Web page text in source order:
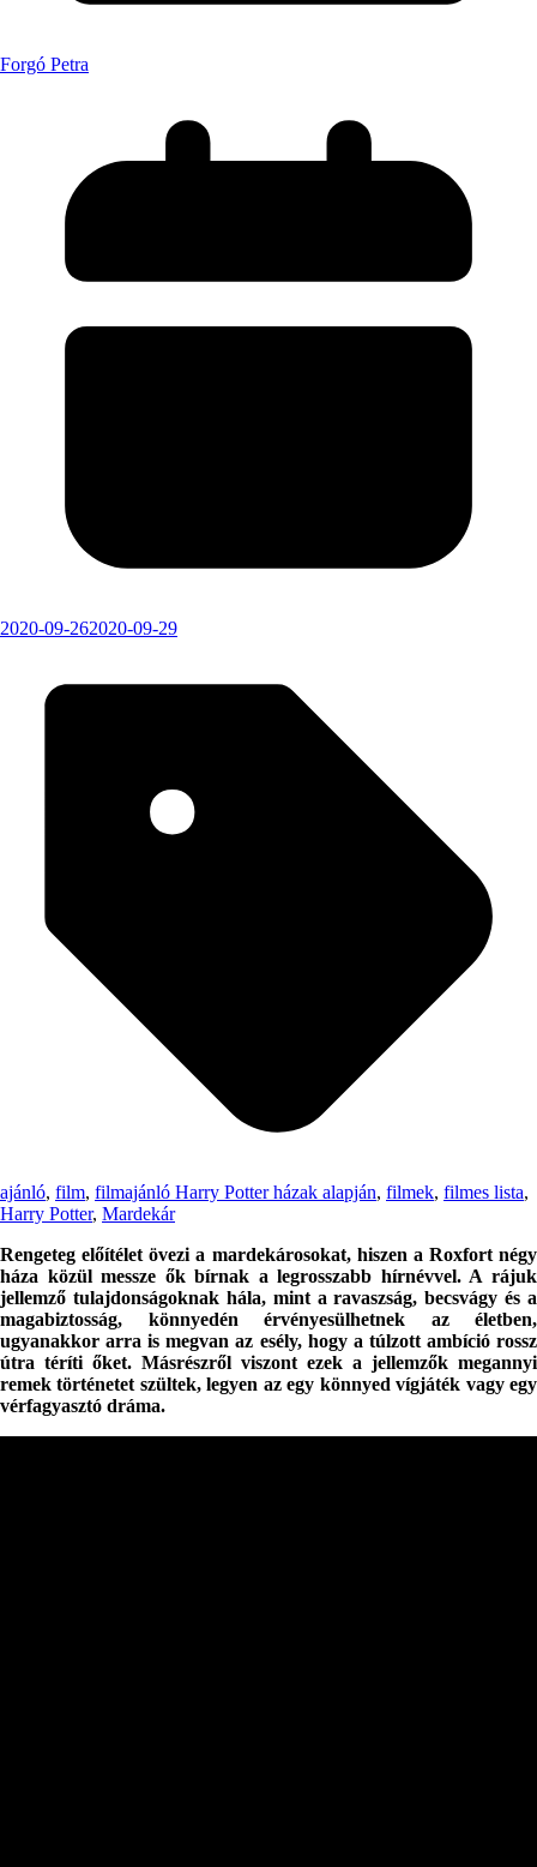
Forgó Petra
2020-09-262020-09-29
ajánló, film, filmajánló Harry Potter házak alapján, filmek, filmes lista,
Harry Potter, Mardekár
Rengeteg előítélet övezi a mardekárosokat, hiszen a Roxfort négy
háza közül messze ők bírnak a legrosszabb hírnévvel. A rájuk
jellemző tulajdonságoknak hála, mint a ravaszság, becsvágy és a
magabiztosság, könnyedén érvényesülhetnek az életben,
ugyanakkor arra is megvan az esély, hogy a túlzott ambíció rossz
útra téríti őket. Másrészről viszont ezek a jellemzők megannyi
remek történetet szültek, legyen az egy könnyed vígjáték vagy egy
vérfagyasztó dráma.